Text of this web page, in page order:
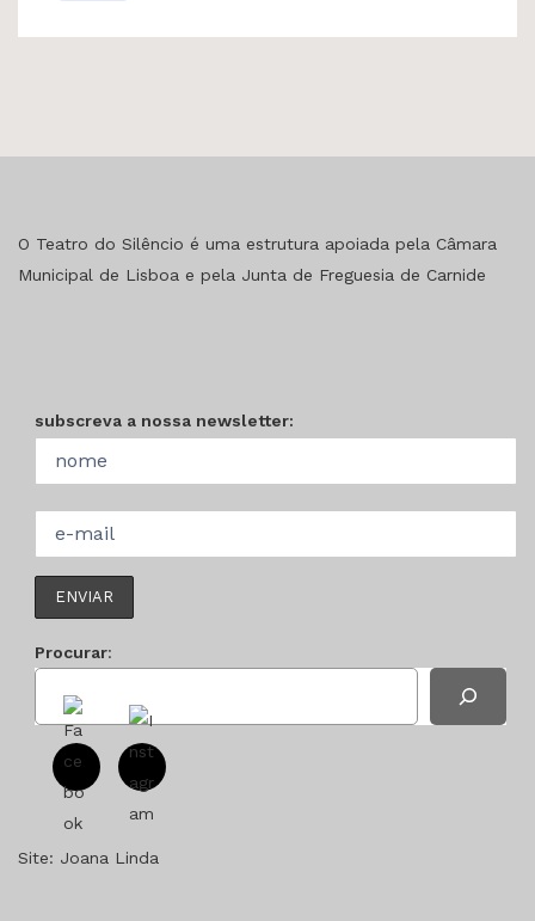
O Teatro do Silêncio é uma estrutura apoiada pela Câmara
Municipal de Lisboa e pela Junta de Freguesia de Carnide
subscreva a nossa newsletter:
Procurar:
Site: Joana Linda